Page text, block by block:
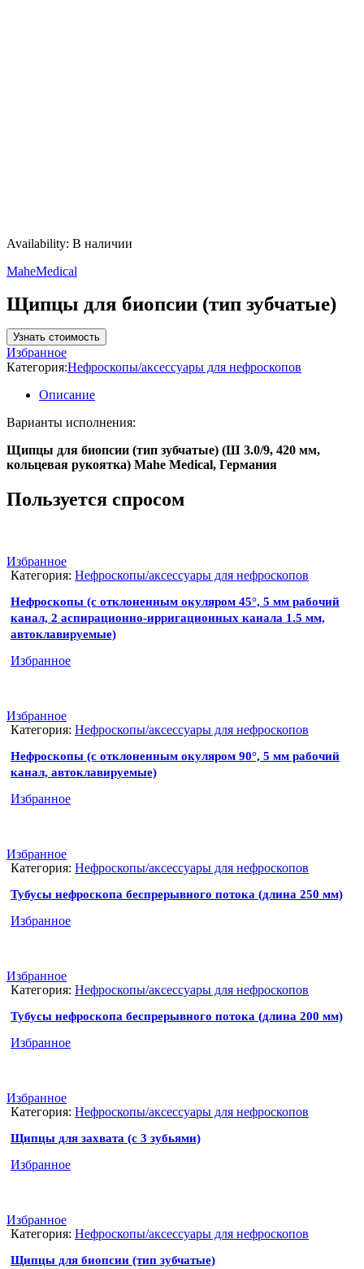
Availability: В наличии
MaheMedical
Щипцы для биопсии (тип зубчатые)
Узнать стоимость
Избранное
Категория:Нефроскопы/аксессуары для нефроскопов
Описание
Варианты исполнения:
Щипцы для биопсии (тип зубчатые) (Ш 3.0/9, 420 мм,
кольцевая рукоятка) Mahe Medical, Германия
Пользуется спросом
Избранное
Категория: Нефроскопы/аксессуары для нефроскопов
Нефроскопы (с отклоненным окуляром 45°, 5 мм рабочий
канал, 2 аспирационно-ирригационных канала 1.5 мм,
автоклавируемые)
Избранное
Избранное
Категория: Нефроскопы/аксессуары для нефроскопов
Нефроскопы (с отклоненным окуляром 90°, 5 мм рабочий
канал, автоклавируемые)
Избранное
Избранное
Категория: Нефроскопы/аксессуары для нефроскопов
Тубусы нефроскопа беспрерывного потока (длина 250 мм)
Избранное
Избранное
Категория: Нефроскопы/аксессуары для нефроскопов
Тубусы нефроскопа беспрерывного потока (длина 200 мм)
Избранное
Избранное
Категория: Нефроскопы/аксессуары для нефроскопов
Щипцы для захвата (с 3 зубьями)
Избранное
Избранное
Категория: Нефроскопы/аксессуары для нефроскопов
Щипцы для биопсии (тип зубчатые)